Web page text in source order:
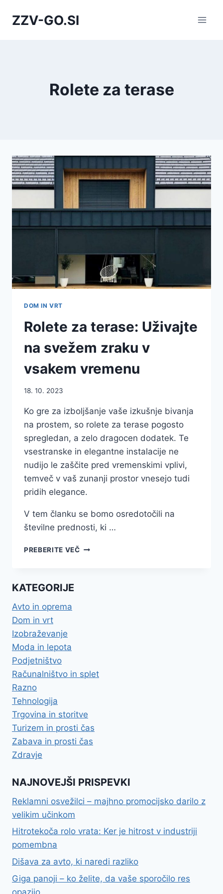
ZZV-GO.SI
Rolete za terase
DOM IN VRT
Rolete za terase: Uživajte
na svežem zraku v
vsakem vremenu
18. 10. 2023
Ko gre za izboljšanje vaše izkušnje bivanja
na prostem, so rolete za terase pogosto
spregledan, a zelo dragocen dodatek. Te
vsestranske in elegantne instalacije ne
nudijo le zaščite pred vremenskimi vplivi,
temveč v vaš zunanji prostor vnesejo tudi
pridih elegance.
V tem članku se bomo osredotočili na
številne prednosti, ki …
PREBERITE VEČROLETE
KATEGORIJE
Avto in oprema
Dom in vrt
Izobraževanje
Moda in lepota
Podjetništvo
Računalništvo in splet
Razno
Tehnologija
Trgovina in storitve
Turizem in prosti čas
Zabava in prosti čas
Zdravje
NAJNOVEJŠI PRISPEVKI
Reklamni osvežilci – majhno promocijsko darilo z
velikim učinkom
Hitrotekoča rolo vrata: Ker je hitrost v industriji
pomembna
Dišava za avto, ki naredi razliko
Giga panoji – ko želite, da vaše sporočilo res